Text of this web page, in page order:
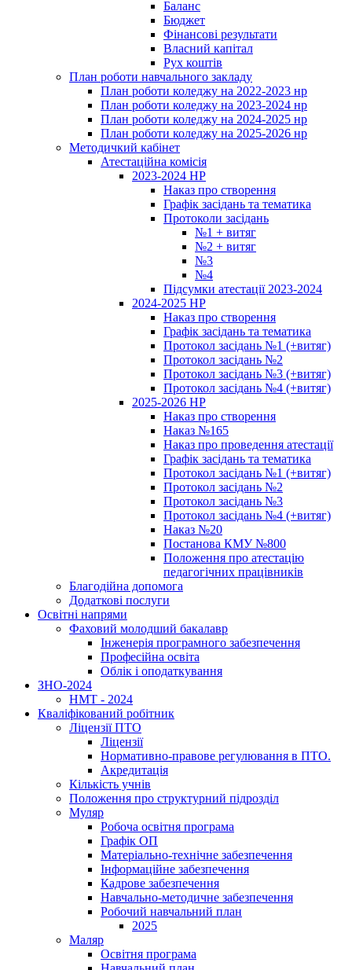
Баланс
Бюджет
Фінансові результати
Власний капітал
Рух коштів
План роботи навчального закладу
План роботи коледжу на 2022-2023 нр
План роботи коледжу на 2023-2024 нр
План роботи коледжу на 2024-2025 нр
План роботи коледжу на 2025-2026 нр
Методичкий кабінет
Атестаційна комісія
2023-2024 НР
Наказ про створення
Графік засідань та тематика
Протоколи засідань
№1 + витяг
№2 + витяг
№3
№4
Підсумки атестації 2023-2024
2024-2025 НР
Наказ про створення
Графік засідань та тематика
Протокол засідань №1 (+витяг)
Протокол засідань №2
Протокол засідань №3 (+витяг)
Протокол засідань №4 (+витяг)
2025-2026 НР
Наказ про створення
Наказ №165
Наказ про проведення атестації
Графік засідань та тематика
Протокол засідань №1 (+витяг)
Протокол засідань №2
Протокол засідань №3
Протокол засідань №4 (+витяг)
Наказ №20
Постанова КМУ №800
Положення про атестацію
педагогічних працівників
Благодійна допомога
Додаткові послуги
Освітні напрями
Фаховий молодший бакалавр
Інженерія програмного забезпечення
Професійна освіта
Облік і оподаткування
ЗНО-2024
НМТ - 2024
Кваліфікований робітник
Ліцензії ПТО
Ліцензії
Нормативно-правове регулювання в ПТО.
Акредитація
Кількість учнів
Положення про структурний підрозділ
Муляр
Робоча освітня програма
Графік ОП
Матеріально-технічне забезпечення
Інформаційне забезпечення
Кадрове забезпечення
Навчально-методичне забезпечення
Робочий навчальний план
2025
Маляр
Освітня програма